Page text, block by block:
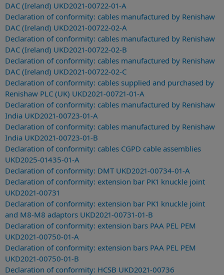
DAC (Ireland) UKD2021-00722-01-A
Declaration of conformity: cables manufactured by Renishaw
DAC (Ireland) UKD2021-00722-02-A
Declaration of conformity: cables manufactured by Renishaw
DAC (Ireland) UKD2021-00722-02-B
Declaration of conformity: cables manufactured by Renishaw
DAC (Ireland) UKD2021-00722-02-C
Declaration of conformity: cables supplied and purchased by
Renishaw PLC (UK) UKD2021-00721-01-A
Declaration of conformity: cables manufactured by Renishaw
India UKD2021-00723-01-A
Declaration of conformity: cables manufactured by Renishaw
India UKD2021-00723-01-B
Declaration of conformity: cables CGPD cable assemblies
UKD2025-01435-01-A
Declaration of conformity: DMT UKD2021-00734-01-A
Declaration of conformity: extension bar PK1 knuckle joint
UKD2021-00731
Declaration of conformity: extension bar PK1 knuckle joint
and M8-M8 adaptors UKD2021-00731-01-B
Declaration of conformity: extension bars PAA PEL PEM
UKD2021-00750-01-A
Declaration of conformity: extension bars PAA PEL PEM
UKD2021-00750-01-B
Declaration of conformity: HCSB UKD2021-00736